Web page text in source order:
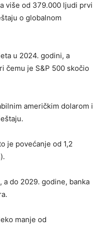
više od 379.000 ljudi prvi
o globalnom
u 2024. godini, a
čemu je S&P 500 skočio
američkim dolarom i
je povećanje od 1,2
do 2029. godine, banka
manje od